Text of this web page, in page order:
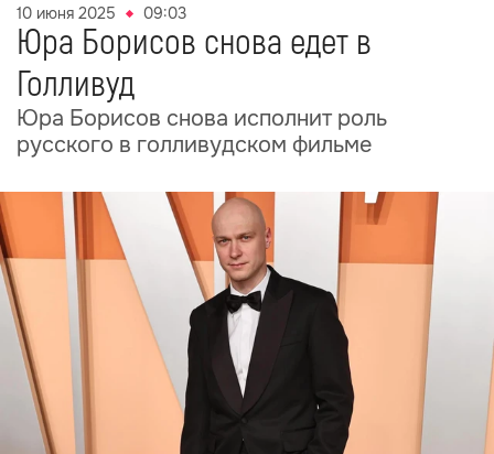
10 июня 2025 09:03
Юра Борисов снова едет в
Голливуд
Юра Борисов снова исполнит роль
русского в голливудском фильме